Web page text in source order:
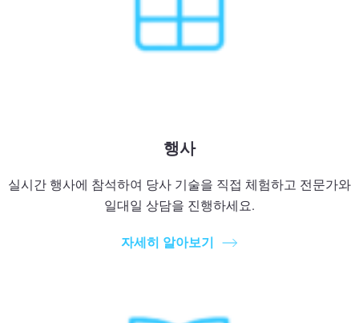
행사
실시간 행사에 참석하여 당사 기술을 직접 체험하고 전문가와
일대일 상담을 진행하세요.
자세히 알아보기